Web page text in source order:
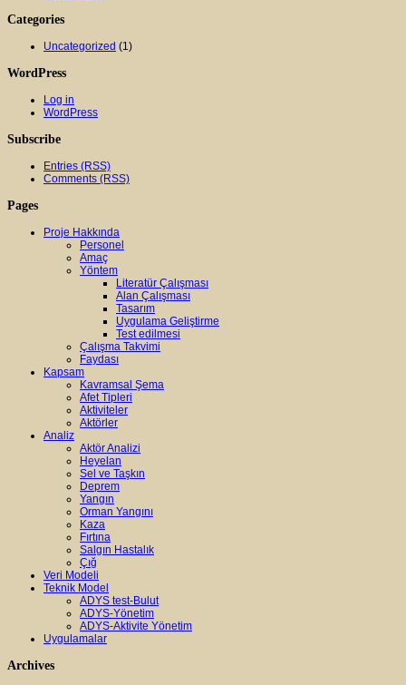
Categories
Uncategorized (1)
WordPress
Log in
WordPress
Subscribe
Entries (RSS)
Comments (RSS)
Pages
Proje Hakkında
Personel
Amaç
Yöntem
Literatür Çalışması
Alan Çalışması
Tasarım
Uygulama Geliştirme
Test edilmesi
Çalışma Takvimi
Faydası
Kapsam
Kavramsal Şema
Afet Tipleri
Aktiviteler
Aktörler
Analiz
Aktör Analizi
Heyelan
Sel ve Taşkın
Deprem
Yangın
Orman Yangını
Kaza
Fırtına
Salgın Hastalık
Çığ
Veri Modeli
Teknik Model
ADYS test-Bulut
ADYS-Yönetim
ADYS-Aktivite Yönetim
Uygulamalar
Archives